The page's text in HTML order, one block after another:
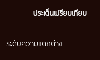
ประเด็นเปรียบเทียบ
ระดับความแตกต่าง